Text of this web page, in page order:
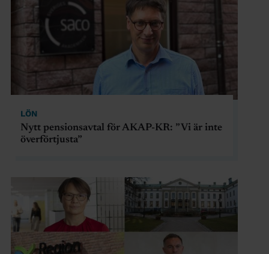
LÖN
Nytt pensionsavtal för AKAP-KR: ”Vi är inte
överförtjusta”